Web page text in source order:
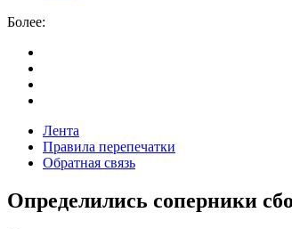
Более:
Лента
Правила перепечатки
Обратная связь
Определились соперники